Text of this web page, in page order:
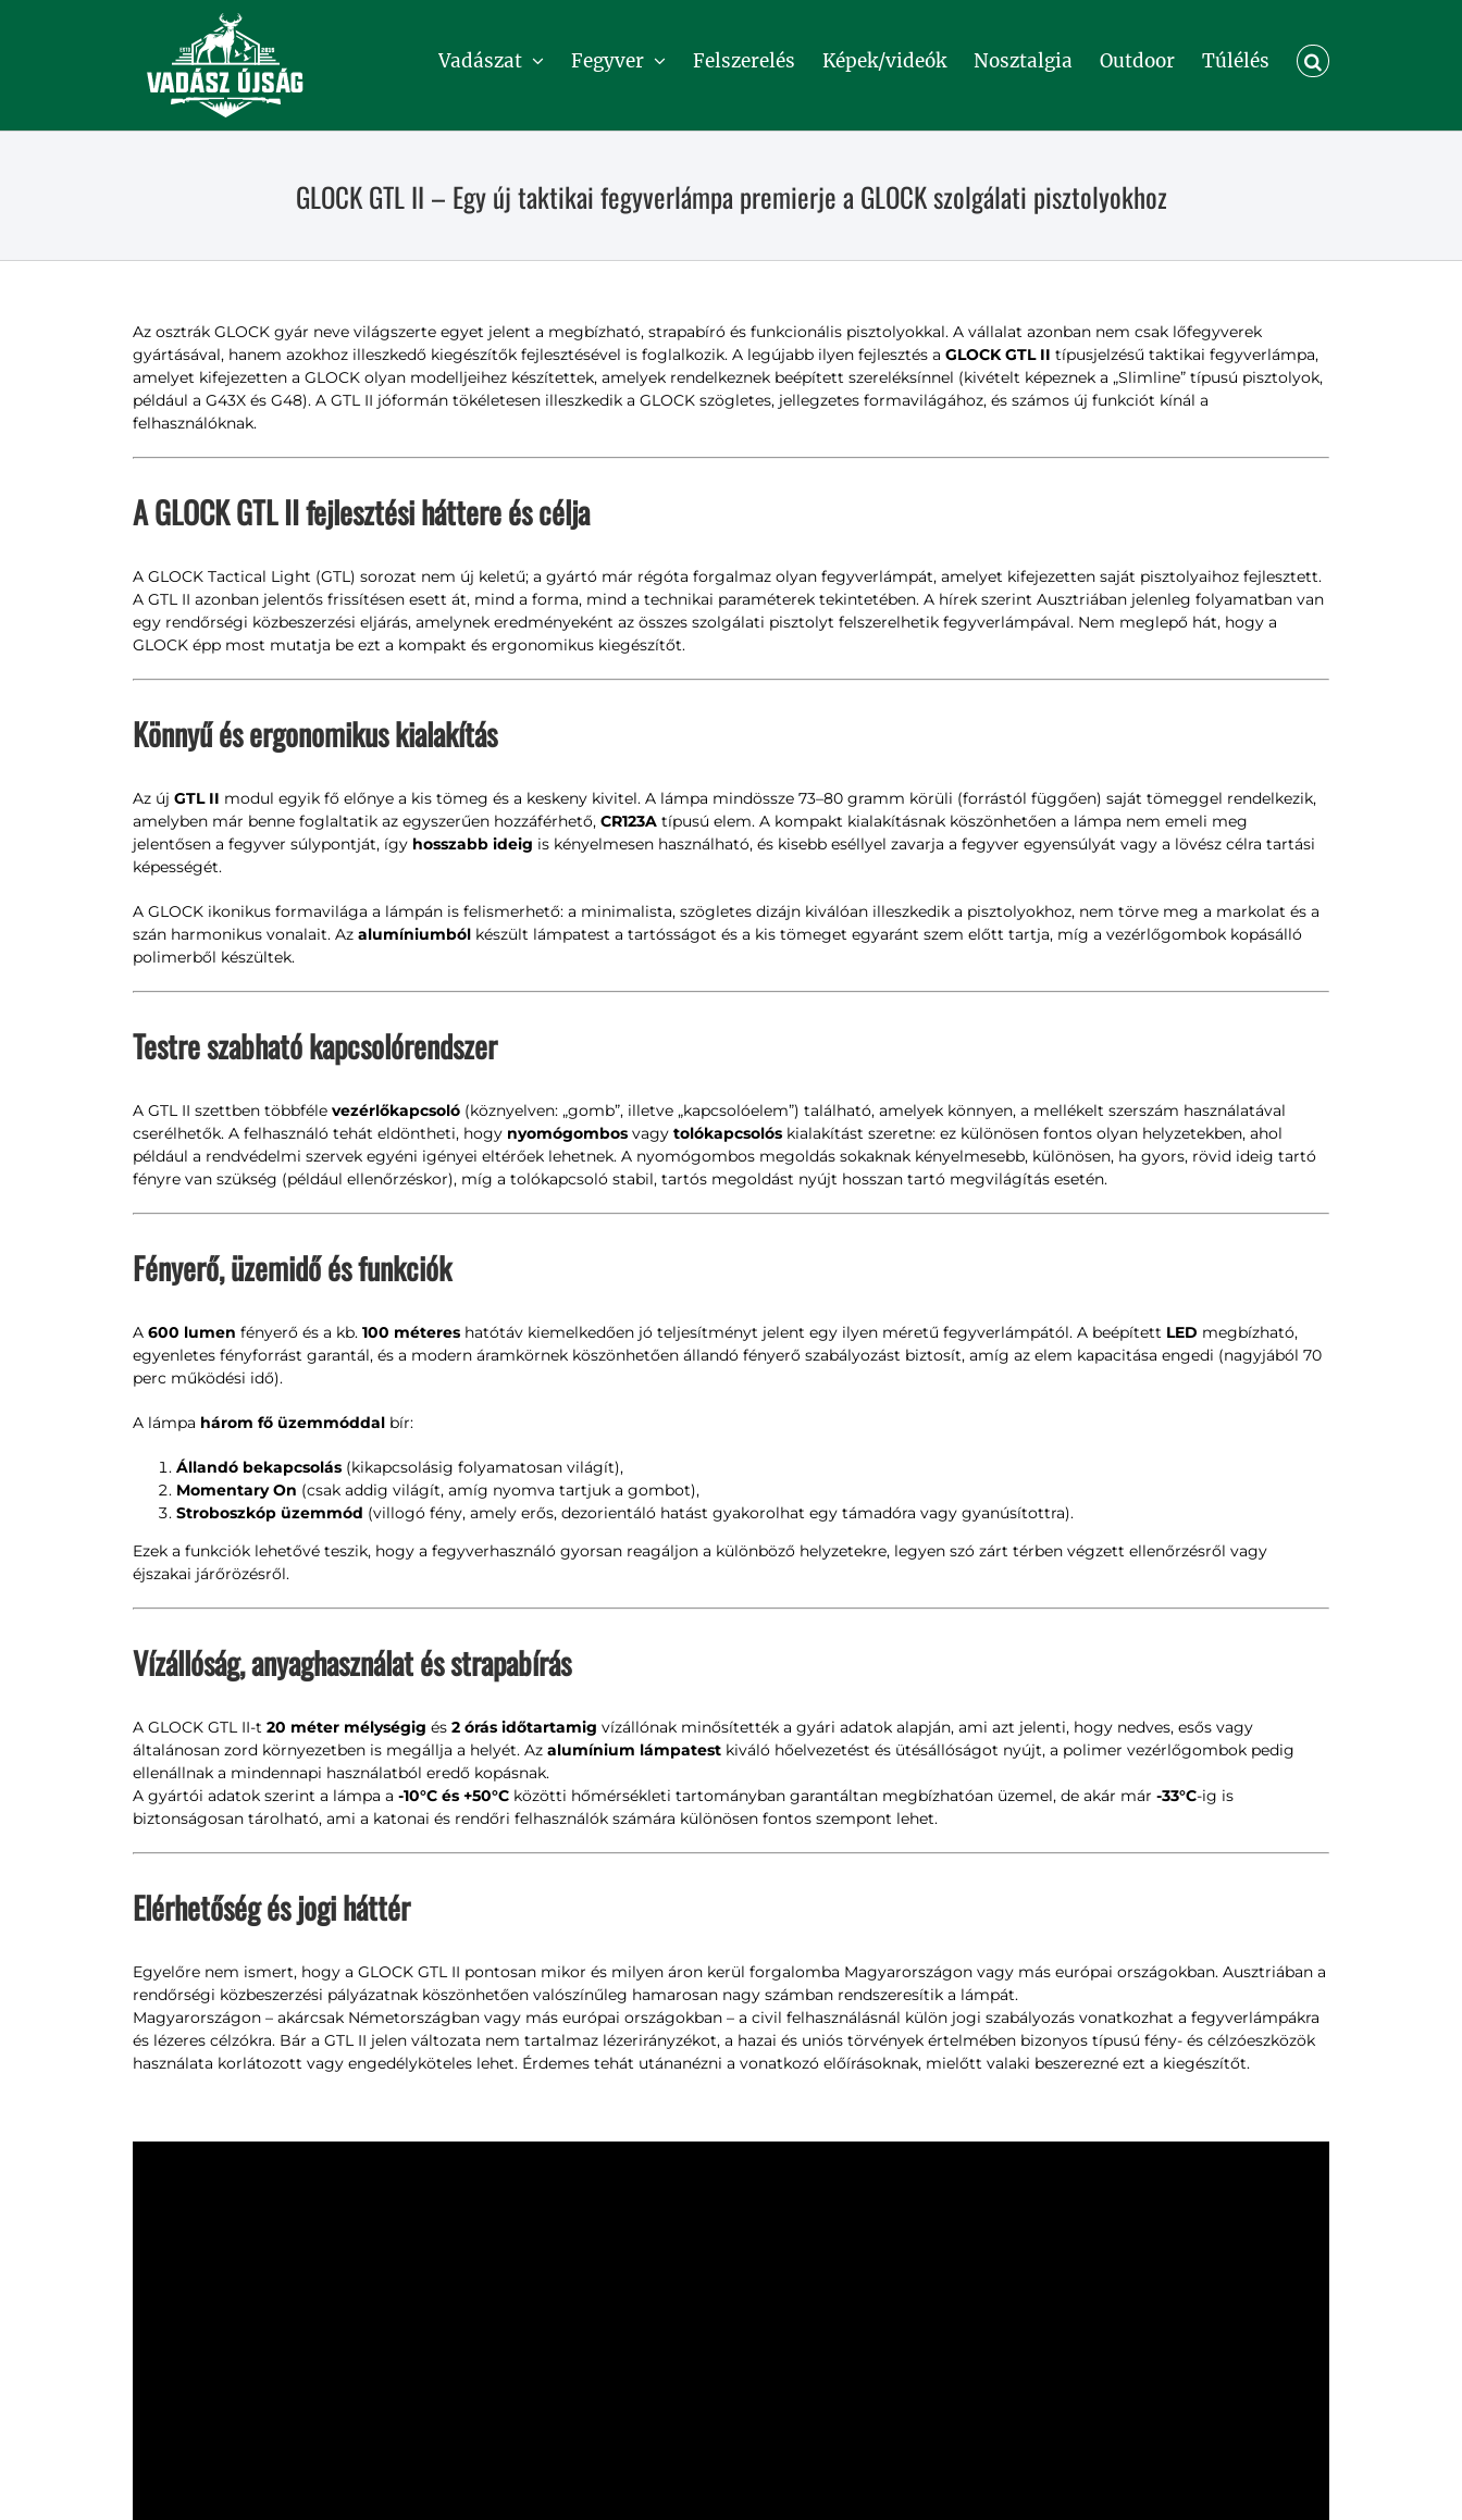
Vadászat Fegyver Felszerelés Képek/videók Nosztalgia Outdoor Túlélés
GLOCK GTL II – Egy új taktikai fegyverlámpa premierje a GLOCK szolgálati pisztolyokhoz
Az osztrák GLOCK gyár neve világszerte egyet jelent a megbízható, strapabíró és funkcionális pisztolyokkal. A vállalat azonban nem csak lőfegyverek
gyártásával, hanem azokhoz illeszkedő kiegészítők fejlesztésével is foglalkozik. A legújabb ilyen fejlesztés a GLOCK GTL II típusjelzésű taktikai fegyverlámpa,
amelyet kifejezetten a GLOCK olyan modelljeihez készítettek, amelyek rendelkeznek beépített szereléksínnel (kivételt képeznek a „Slimline” típusú pisztolyok,
például a G43X és G48). A GTL II jóformán tökéletesen illeszkedik a GLOCK szögletes, jellegzetes formavilágához, és számos új funkciót kínál a
felhasználóknak.
A GLOCK GTL II fejlesztési háttere és célja
A GLOCK Tactical Light (GTL) sorozat nem új keletű; a gyártó már régóta forgalmaz olyan fegyverlámpát, amelyet kifejezetten saját pisztolyaihoz fejlesztett.
A GTL II azonban jelentős frissítésen esett át, mind a forma, mind a technikai paraméterek tekintetében. A hírek szerint Ausztriában jelenleg folyamatban van
egy rendőrségi közbeszerzési eljárás, amelynek eredményeként az összes szolgálati pisztolyt felszerelhetik fegyverlámpával. Nem meglepő hát, hogy a
GLOCK épp most mutatja be ezt a kompakt és ergonomikus kiegészítőt.
Könnyű és ergonomikus kialakítás
Az új GTL II modul egyik fő előnye a kis tömeg és a keskeny kivitel. A lámpa mindössze 73–80 gramm körüli (forrástól függően) saját tömeggel rendelkezik,
amelyben már benne foglaltatik az egyszerűen hozzáférhető, CR123Atípusú elem. A kompakt kialakításnak köszönhetően a lámpa nem emeli meg
jelentősen a fegyver súlypontját, így hosszabb ideig is kényelmesen használható, és kisebb eséllyel zavarja a fegyver egyensúlyát vagy a lövész célra tartási
képességét.
A GLOCK ikonikus formavilága a lámpán is felismerhető: a minimalista, szögletes dizájn kiválóan illeszkedik a pisztolyokhoz, nem törve meg a markolat és a
szán harmonikus vonalait. Az alumíniumbólkészült lámpatest a tartósságot és a kis tömeget egyaránt szem előtt tartja, míg a vezérlőgombok kopásálló
polimerből készültek.
Testre szabható kapcsolórendszer
A GTL II szettben többféle vezérlőkapcsoló(köznyelven: „gomb”, illetve „kapcsolóelem”) található, amelyek könnyen, a mellékelt szerszám használatával
cserélhetők. A felhasználó tehát eldöntheti, hogy nyomógombosvagy tolókapcsolóskialakítást szeretne: ez különösen fontos olyan helyzetekben, ahol
például a rendvédelmi szervek egyéni igényei eltérőek lehetnek. A nyomógombos megoldás sokaknak kényelmesebb, különösen, ha gyors, rövid ideig tartó
fényre van szükség (például ellenőrzéskor), míg a tolókapcsoló stabil, tartós megoldást nyújt hosszan tartó megvilágítás esetén.
Fényerő, üzemidő és funkciók
A 600 lumen fényerő és a kb. 100 métereshatótáv kiemelkedően jó teljesítményt jelent egy ilyen méretű fegyverlámpától. A beépített LED megbízható,
egyenletes fényforrást garantál, és a modern áramkörnek köszönhetően állandó fényerő szabályozást biztosít, amíg az elem kapacitása engedi (nagyjából 70
perc működési idő).
A lámpa három fő üzemmóddalbír:
Állandó bekapcsolás(kikapcsolásig folyamatosan világít),
Momentary On (csak addig világít, amíg nyomva tartjuk a gombot),
Stroboszkóp üzemmód (villogó fény, amely erős, dezorientáló hatást gyakorolhat egy támadóra vagy gyanúsítottra).
Ezek a funkciók lehetővé teszik, hogy a fegyverhasználó gyorsan reagáljon a különböző helyzetekre, legyen szó zárt térben végzett ellenőrzésről vagy
éjszakai járőrözésről.
Vízállóság, anyaghasználat és strapabírás
A GLOCK GTL II-t 20 méter mélységig és 2 órás időtartamig vízállónak minősítették a gyári adatok alapján, ami azt jelenti, hogy nedves, esős vagy
általánosan zord környezetben is megállja a helyét. Az alumínium lámpatestkiváló hőelvezetést és ütésállóságot nyújt, a polimer vezérlőgombok pedig
ellenállnak a mindennapi használatból eredő kopásnak.
A gyártói adatok szerint a lámpa a -10°C és +50°Cközötti hőmérsékleti tartományban garantáltan megbízhatóan üzemel, de akár már -33°C-ig is
biztonságosan tárolható, ami a katonai és rendőri felhasználók számára különösen fontos szempont lehet.
Elérhetőség és jogi háttér
Egyelőre nem ismert, hogy a GLOCK GTL II pontosan mikor és milyen áron kerül forgalomba Magyarországon vagy más európai országokban. Ausztriában a
rendőrségi közbeszerzési pályázatnak köszönhetően valószínűleg hamarosan nagy számban rendszeresítik a lámpát.
Magyarországon – akárcsak Németországban vagy más európai országokban – a civil felhasználásnál külön jogi szabályozás vonatkozhat a fegyverlámpákra
és lézeres célzókra. Bár a GTL II jelen változata nem tartalmaz lézerirányzékot, a hazai és uniós törvények értelmében bizonyos típusú fény- és célzóeszközök
használata korlátozott vagy engedélyköteles lehet. Érdemes tehát utánanézni a vonatkozó előírásoknak, mielőtt valaki beszerezné ezt a kiegészítőt.